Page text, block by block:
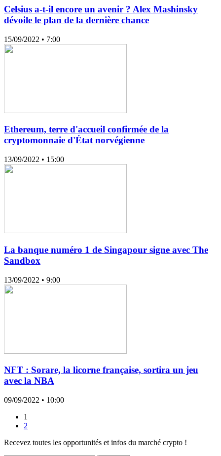
Celsius a-t-il encore un avenir ? Alex Mashinsky
dévoile le plan de la dernière chance
15/09/2022 • 7:00
Ethereum, terre d'accueil confirmée de la
cryptomonnaie d'État norvégienne
13/09/2022 • 15:00
La banque numéro 1 de Singapour signe avec The
Sandbox
13/09/2022 • 9:00
NFT : Sorare, la licorne française, sortira un jeu
avec la NBA
09/09/2022 • 10:00
1
2
Recevez toutes les opportunités et infos du marché crypto !